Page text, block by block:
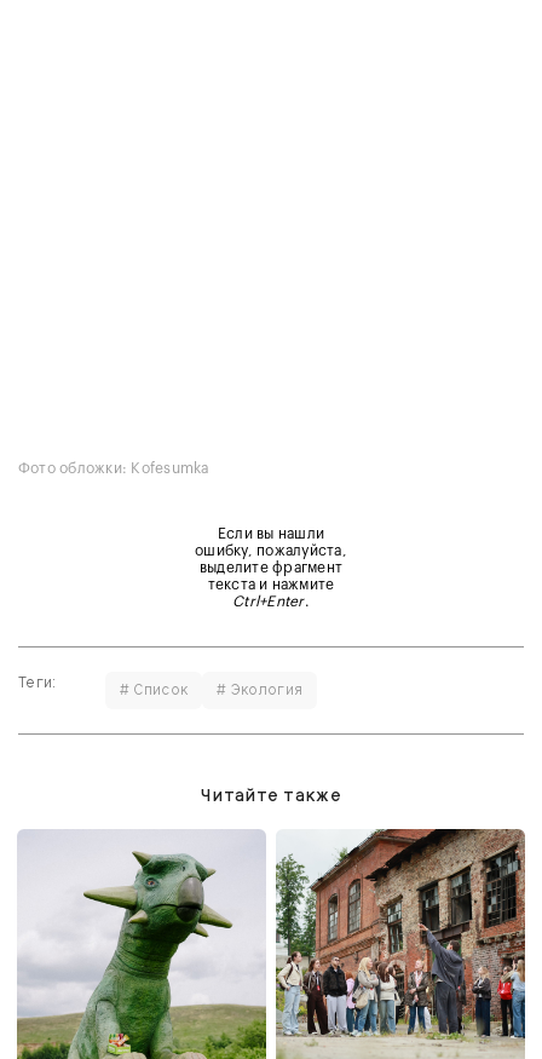
Фото обложки: Kofesumka
Если вы нашли
ошибку, пожалуйста,
выделите фрагмент
текста и нажмите
Ctrl+Enter.
Теги: # Список # Экология
Читайте также